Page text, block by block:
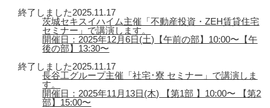
終了しました2025.11.17
茨城セキスイハイム主催「不動産投資・ZEH賃貸住宅
セミナー」で講演します。
開催日：2025年12月6日(土)【午前の部】10:00〜【午
後の部】13:30〜
終了しました2025.11.17
長谷工グループ主催「社宅･寮 セミナー」で講演しま
す。
開催日：2025年11月13日(木) 【第1部 】10:00〜 【第2
部】15:00〜